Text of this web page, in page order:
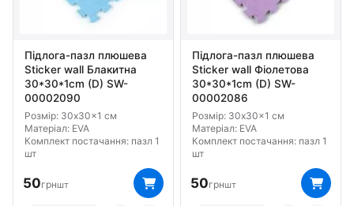
Підлога-пазл плюшева
Sticker wall Блакитна
30*30*1cm (D) SW-
00002090
Розмір: 30x30x1 см
Матеріал: EVA
Комплект постачання: пазл 1
шт
50грншт
Підлога-пазл плюшева
Sticker wall Фіолетова
30*30*1cm (D) SW-
00002086
Розмір: 30x30x1 см
Матеріал: EVA
Комплект постачання: пазл 1
шт
50грншт